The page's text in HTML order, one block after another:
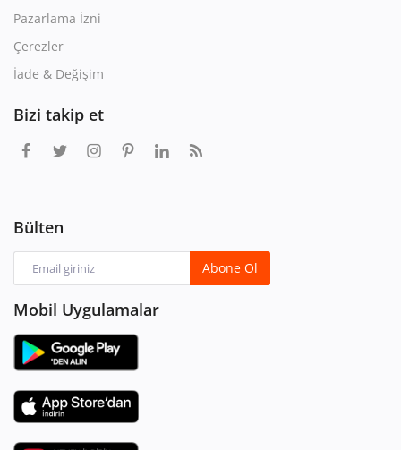
Pazarlama İzni
Çerezler
İade & Değişim
Bizi takip et
Bülten
Abone Ol
Mobil Uygulamalar